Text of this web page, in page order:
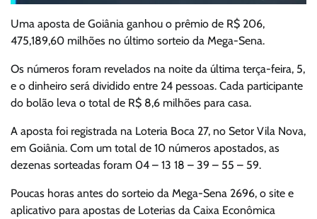
Uma aposta de Goiânia ganhou o prêmio de R$ 206,
475,189,60 milhões no último sorteio da Mega-Sena.
Os números foram revelados na noite da última terça-feira, 5,
e o dinheiro será dividido entre 24 pessoas. Cada participante
do bolão leva o total de R$ 8,6 milhões para casa.
A aposta foi registrada na Loteria Boca 27, no Setor Vila Nova,
em Goiânia. Com um total de 10 números apostados, as
dezenas sorteadas foram 04 – 13 18 – 39 – 55 – 59.
Poucas horas antes do sorteio da Mega-Sena 2696, o site e
aplicativo para apostas de Loterias da Caixa Econômica